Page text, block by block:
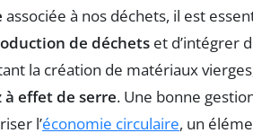
associée à nos déchets, il est
de déchets et d’intégrer
la création de matériaux
à effet de serre. Une bonne
l’économie circulaire, un